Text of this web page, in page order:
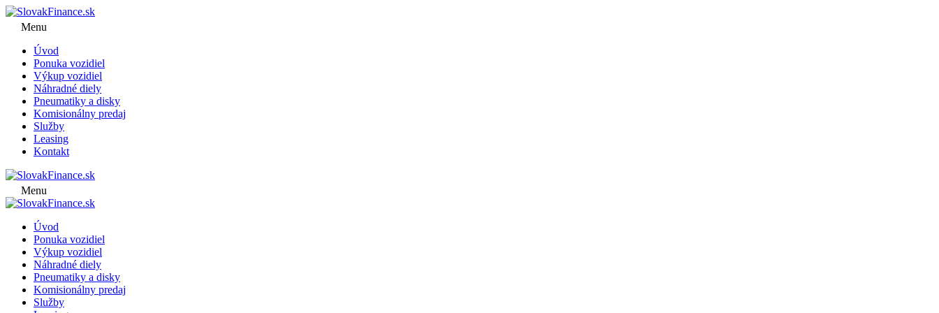
Menu
Úvod
Ponuka vozidiel
Výkup vozidiel
Náhradné diely
Pneumatiky a disky
Komisionálny predaj
Služby
Leasing
Kontakt
Menu
Úvod
Ponuka vozidiel
Výkup vozidiel
Náhradné diely
Pneumatiky a disky
Komisionálny predaj
Služby